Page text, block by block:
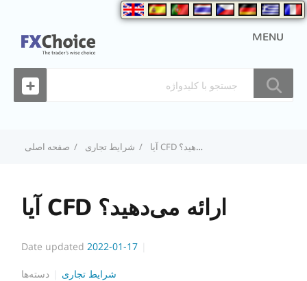
MENU
صفحه اصلی شرایط تجاری آیا CFD ارائه می‌دهید؟
آیا CFD ارائه می‌دهید؟
Date updated 2022-01-17
دسته‌ها شرایط تجاری